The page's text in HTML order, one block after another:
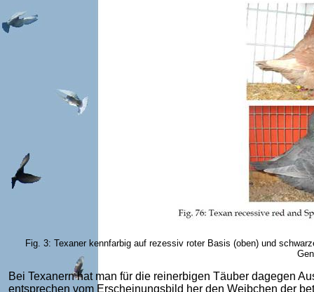
Fig. 3: Texaner kennfarbig auf rezessiv roter Basis (oben) und
Bei Texanern hat man für die reinerbigen Täuber dagegen
entsprechen vom Erscheinungsbild her den Weibchen der